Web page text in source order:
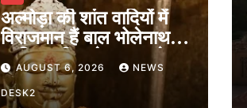
अल्मोड़ा की शांत वादियों में
विराजमान हैं बाल भोलेनाथ,
जानिए श्री जागेश्वर महादेव
मंदिर का पौराणिक इतिहास
AUGUST 6, 2026 NEWS
DESK2